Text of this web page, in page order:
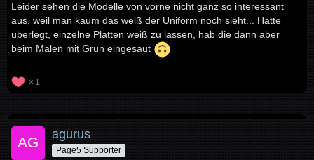
Leider sehen die Modelle von vorne nicht ganz so interessant
aus, weil man kaum das weiß der Uniform noch sieht... Hatte
überlegt, einzelne Platten weiß zu lassen, hab die dann aber
beim Malen mit Grün eingesaut
1
agurus
Page5 Supporter